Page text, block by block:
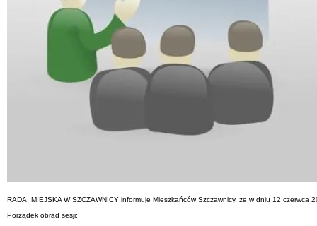
RADA MIEJSKA W SZCZAWNICY informuje Mieszkańców Szczawnicy, że w dniu 12
Porządek obrad sesji: